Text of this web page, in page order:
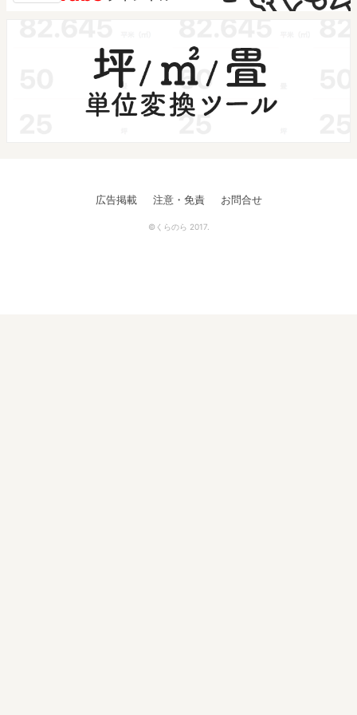
広告掲載 注意・免責 お問合せ
©くらのら 2017.